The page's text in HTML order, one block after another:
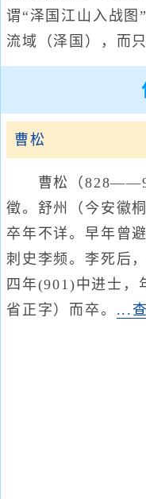
谓“泽国江山入战图
流域（泽国），而
曹松
曹松（
徵。舒州（今安徽
卒年不详。早年曾
刺史李频。李死后
四年(901)中进士，
省正字）而卒。 ...